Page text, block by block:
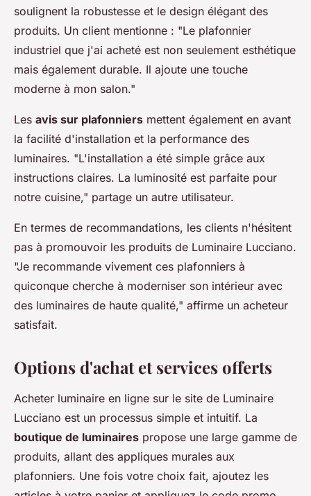
soulignent la robustesse et le design élégant des
produits. Un client mentionne : "Le plafonnier
industriel que j'ai acheté est non seulement esthétique
mais également durable. Il ajoute une touche
moderne à mon salon."
Les avis sur plafonniers mettent également en avant
la facilité d'installation et la performance des
luminaires. "L'installation a été simple grâce aux
instructions claires. La luminosité est parfaite pour
notre cuisine," partage un autre utilisateur.
En termes de recommandations, les clients n'hésitent
pas à promouvoir les produits de Luminaire Lucciano.
"Je recommande vivement ces plafonniers à
quiconque cherche à moderniser son intérieur avec
des luminaires de haute qualité," affirme un acheteur
satisfait.
Options d'achat et services offerts
Acheter luminaire en ligne sur le site de Luminaire
Lucciano est un processus simple et intuitif. La
boutique de luminaires propose une large gamme de
produits, allant des appliques murales aux
plafonniers. Une fois votre choix fait, ajoutez les